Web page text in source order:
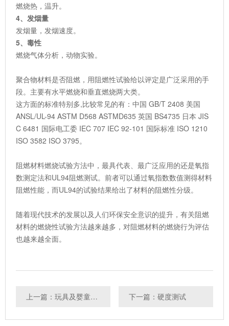
燃烧热，温升。
4、发烟量
发烟量，发烟速度。
5、毒性
燃烧气体分析，动物实验。
聚合物材料是否阻燃，用阻燃性试验给以评定是广泛采用的手
段。主要有水平燃烧和垂直燃烧两大类。
这方面的标准特别多,比较常见的有：中国 GB/T 2408 美国
ANSL/UL-94 ASTM D568 ASTMD635 英国 BS4735 日本 JIS
C 6481 国际电工委 IEC 707 IEC 92-101 国际标准 ISO 1210
ISO 3582 ISO 3795。
阻燃材料燃烧试验方法中，最具代表、最广泛应用的还是氧指
数测定法和UL94阻燃测试。前者可以通过氧指数数值测得材料
阻燃性能，而UL94的试验结果给出了材料的阻燃性分级。
随着现代技术的发展以及人们环保安全意识的提升，有关阻燃
材料的燃烧性试验方法越来越多，对阻燃材料的燃烧行为评估
也越来越全面。
上一篇：玩具及婴童用品检测 下一篇：硬度测试